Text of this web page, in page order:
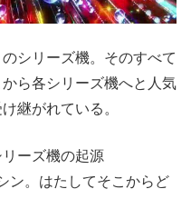
シリーズ機。そのすべて
ら各シリーズ機へと人気
継がれている。
ーズ機の起源
ン。はたしてそこからど